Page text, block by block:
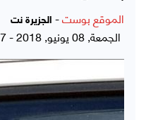
الموقع بوست- الجزيرة نت
الجمعة, 08 يونيو, 2018 - 01:47 صباحاً